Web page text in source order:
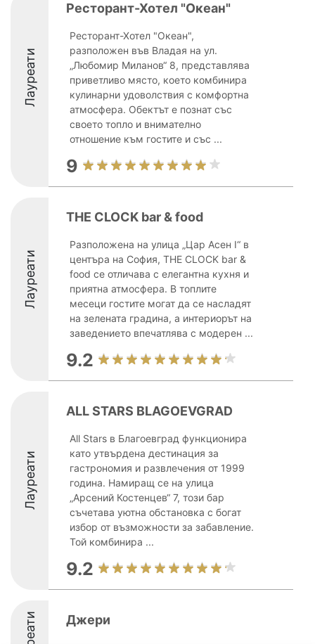
Лауреати
Ресторант-Хотел "Океан"
Ресторант-Хотел "Океан",
разположен във Владая на ул.
„Любомир Миланов“ 8, представлява
приветливо място, което комбинира
кулинарни удоволствия с комфортна
атмосфера. Обектът е познат със
своето топло и внимателно
отношение към гостите и със ...
9
Лауреати
THE CLOCK bar & food
Разположенa на улица „Цар Асен I“ в
центъра на София, THE CLOCK bar &
food се отличава с елегантна кухня и
приятна атмосфера. В топлите
месеци гостите могат да се насладят
на зелената градина, а интериорът на
заведението впечатлява с модерен ...
9.2
Лауреати
ALL STARS BLAGOEVGRAD
All Stars в Благоевград функционира
като утвърдена дестинация за
гастрономия и развлечения от 1999
година. Намиращ се на улица
„Арсений Костенцев“ 7, този бар
съчетава уютна обстановка с богат
избор от възможности за забавление.
Той комбинира ...
9.2
Джери